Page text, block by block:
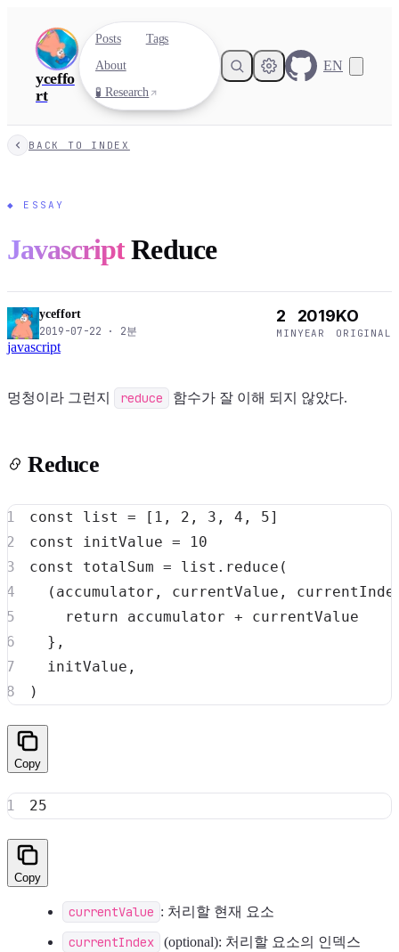
yceffo
rt
Posts
Tags
About
🧪 Research
EN
BACK TO INDEX
◆ ESSAY
JavascriptReduce
yceffort
2019-07-22 · 2분
2
MIN
2019
YEAR
KO
ORIGINAL
javascript
멍청이라 그런지 reduce 함수가 잘 이해 되지 않았다.
Reduce
const list = [ 1 , 2 , 3 , 4 , 5]
const
initValue =
10
const
totalSum = list . reduce (
( accumulator , currentValue ,
return accumulator +
} ,
  initValue
,
)
Copy
Copy
currentValue : 처리할 현재 요소
currentIndex (optional): 처리할 요소의 인덱스